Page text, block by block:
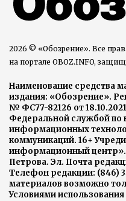
2026 © «Обозрение». Все
на портале OBOZ.INFO,
Наименование средства
издания: «Обозрение».
№ ФС77-82126 от
Федеральной службой по
информационных
коммуникаций. 16+
информационный
Петрова. Эл. Почта
Телефон редакции: (846)
материалов возможно
Условиями использования